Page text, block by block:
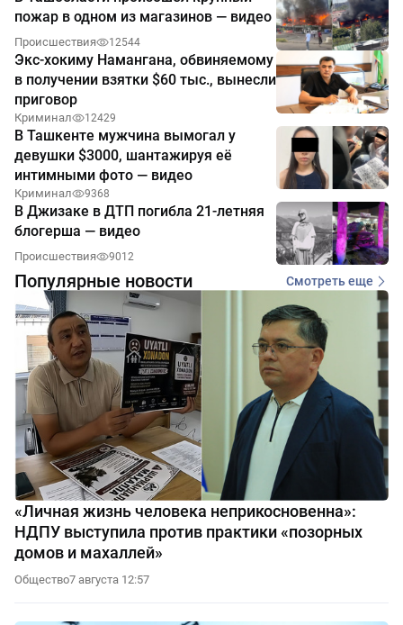
пожар в одном из магазинов — видео
Происшествия 12544
Экс-хокиму Намангана, обвиняемому
в получении взятки $60 тыс., вынесли
приговор
Криминал 12429
В Ташкенте мужчина вымогал у
девушки $3000, шантажируя её
интимными фото — видео
Криминал 9368
В Джизаке в ДТП погибла 21-летняя
блогерша — видео
Происшествия 9012
Популярные новости Смотреть еще
«Личная жизнь человека неприкосновенна»:
НДПУ выступила против практики «позорных
домов и махаллей»
Общество7 августа 12:57